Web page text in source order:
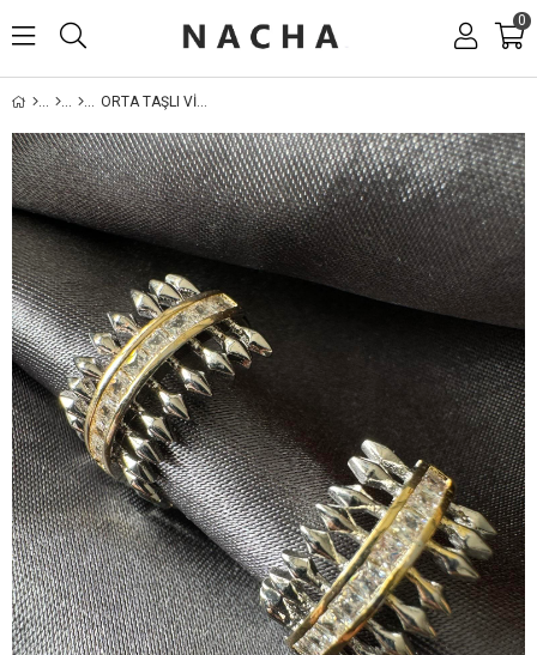
0
ORTA TAŞLI VIP GÜMÜŞ KÜPE